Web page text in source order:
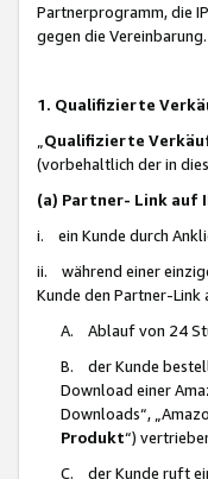
Partnerprogramm, die
gegen die Vereinbarung.
1. Qualifizierte
Qualifizierte
(vorbehaltlich der in
(a) Partner- Link auf
i. ein Kunde durch
ii. während einer
Kunde den Partner-
A. Ablauf von 24
B. der Kunde
Download einer
Downloads“,
Produkt“)
C. der Kunde ruft